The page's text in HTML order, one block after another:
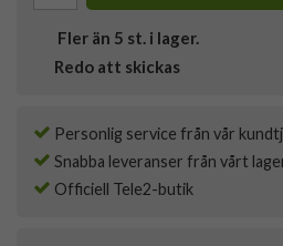
Fler än 5 st. i lager.
Redo att skickas
Personlig service från vår
Snabba leveranser från vårt
Officiell Tele2-butik